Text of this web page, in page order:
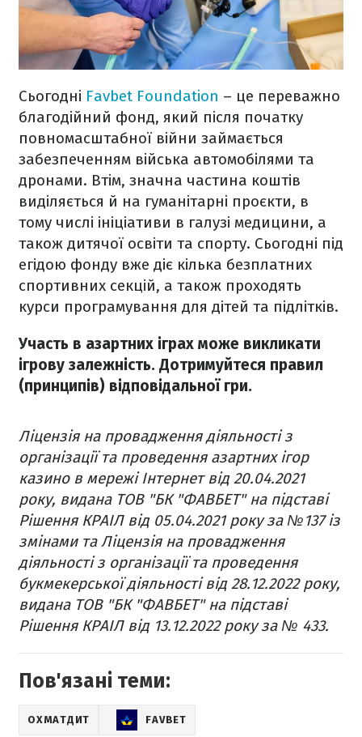
Сьогодні Favbet Foundation – це переважно
благодійний фонд, який після початку
повномасштабної війни займається
забезпеченням війська автомобілями та
дронами. Втім, значна частина коштів
виділяється й на гуманітарні проєкти, в
тому числі ініціативи в галузі медицини, а
також дитячої освіти та спорту. Сьогодні під
егідою фонду вже діє кілька безплатних
спортивних секцій, а також проходять
курси програмування для дітей та підлітків.
Участь в азартних іграх може викликати
ігрову залежність. Дотримуйтеся правил
(принципів) відповідальної гри.
Ліцензія на провадження діяльності з
організації та проведення азартних ігор
казино в мережі Інтернет від 20.04.2021
року, видана ТОВ "БК "ФАВБЕТ" на підставі
Рішення КРАІЛ від 05.04.2021 року за №137 із
змінами та Ліцензія на провадження
діяльності з організації та проведення
букмекерської діяльності від 28.12.2022 року,
видана ТОВ "БК "ФАВБЕТ" на підставі
Рішення КРАІЛ від 13.12.2022 року за № 433.
Пов'язані теми:
ОХМАТДИТ FAVBET